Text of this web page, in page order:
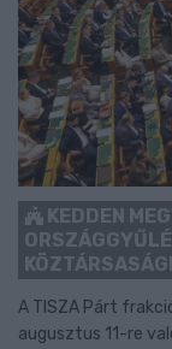
KEDDEN
A TISZA Párt
augusztus 11-re